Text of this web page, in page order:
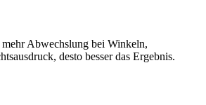
Abwechslung bei Winkeln,
desto besser das Ergebnis.